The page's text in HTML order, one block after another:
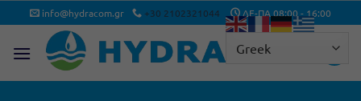
Μετάβαση
στο
περιεχόμενο
info@hydracom.gr +30 2102321044 ΔΕ-ΠΑ 08:00 - 16:00